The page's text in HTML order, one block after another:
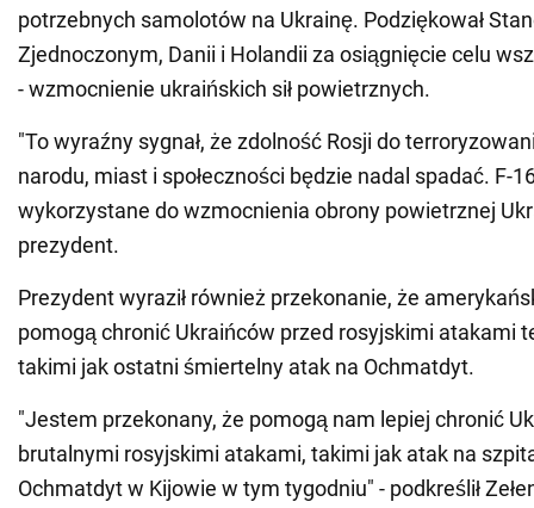
potrzebnych samolotów na Ukrainę. Podziękował
Zjednoczonym, Danii i Holandii za osiągnięcie celu
- wzmocnienie ukraińskich sił powietrznych.
"To wyraźny sygnał, że zdolność Rosji do
narodu, miast i społeczności będzie nadal spadać. F-
wykorzystane do wzmocnienia obrony powietrznej
prezydent.
Prezydent wyraził również przekonanie, że
pomogą chronić Ukraińców przed rosyjskimi atakami
takimi jak ostatni śmiertelny atak na Ochmatdyt.
"Jestem przekonany, że pomogą nam lepiej chronić
brutalnymi rosyjskimi atakami, takimi jak atak na
Ochmatdyt w Kijowie w tym tygodniu" - podkreślił